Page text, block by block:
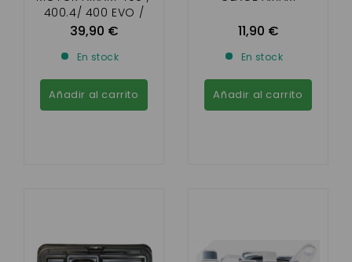
400.4/ 400 EVO /
500.5 / 500.4
39,90 €
En stock
Añadir al carrito
11,90 €
En stock
Añadir al carrito